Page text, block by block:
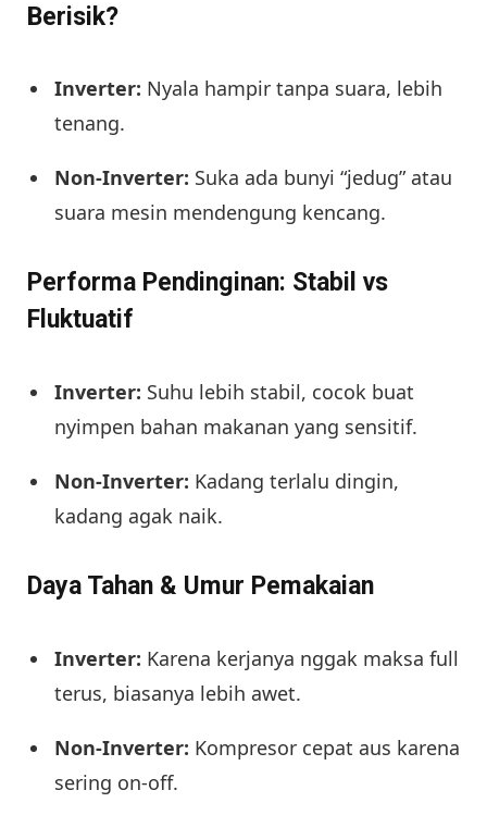
Berisik?
Inverter: Nyala hampir tanpa suara, lebih
tenang.
Non-Inverter: Suka ada bunyi “jedug” atau
suara mesin mendengung kencang.
Performa Pendinginan: Stabil vs
Fluktuatif
Inverter: Suhu lebih stabil, cocok buat
nyimpen bahan makanan yang sensitif.
Non-Inverter: Kadang terlalu dingin,
kadang agak naik.
Daya Tahan & Umur Pemakaian
Inverter: Karena kerjanya nggak maksa full
terus, biasanya lebih awet.
Non-Inverter: Kompresor cepat aus karena
sering on-off.